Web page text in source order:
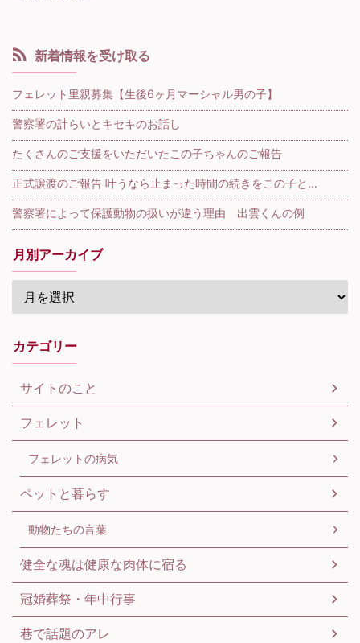
新着情報を受け取る
フェレット里親募集【生後6ヶ月マーシャル男の子】
警察署の計らいとキセキのお話し
たくさんのご支援をいただいたこの子ちゃんのご報告
正式譲渡のご報告 叶うなら止まった時間の続きをこの子と…
警察署によって保護動物の扱いが違う理由 出雲くんの例
月別アーカイブ
カテゴリー
サイトのこと
フェレット
フェレットの病気
ペットと暮らす
動物たちの言葉
健全な魂は健康な肉体に宿る
冠婚葬祭・年中行事
巷で話題のアレ